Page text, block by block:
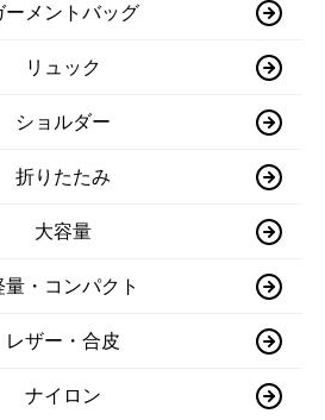
ーメントバッグ
リュック
ショルダー
折りたたみ
大容量
量・コンパクト
レザー・合皮
ナイロン